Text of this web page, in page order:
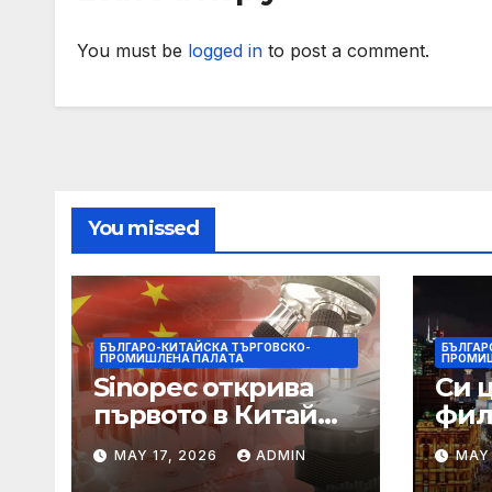
You must be logged in to post a comment.
You missed
БЪЛГАРО-КИТАЙСКА ТЪРГОВСКО-
ПРОМИШЛЕНА ПАЛAТА
Sinopec открива
първото в Китай
свръхдълбоко
находище на
MAY 17, 2026 ADMIN
Си